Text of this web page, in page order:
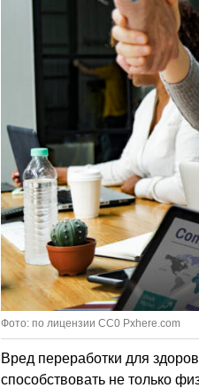
Фото: по лицензии CC0 Pxhere.com
Вред переработки для
способствовать не только